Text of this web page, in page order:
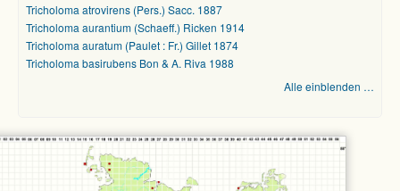
Tricholoma atrovirens (Pers.) Sacc. 1887
Tricholoma aurantium (Schaeff.) Ricken 1914
Tricholoma auratum (Paulet : Fr.) Gillet 1874
Tricholoma basirubens Bon & A. Riva 1988
Alle einblenden …